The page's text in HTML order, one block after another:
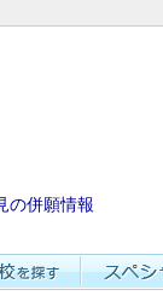
の併願情報